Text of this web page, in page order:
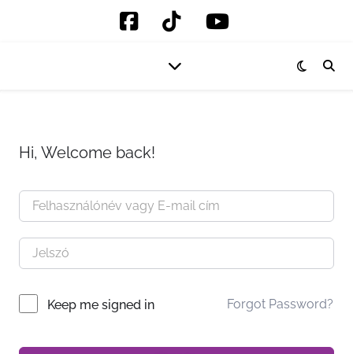
Hi, Welcome back!
Keep me signed in Forgot Password?